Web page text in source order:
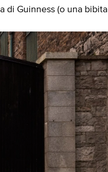
di Guinness (o una bibita